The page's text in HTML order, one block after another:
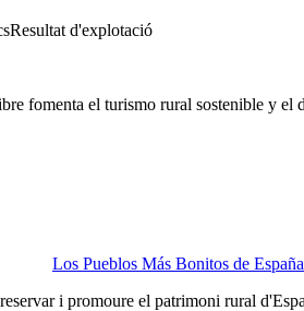
Resultat d'explotació
fomenta el turismo rural sostenible y el
Los Pueblos Más Bonitos de
i promoure el patrimoni rural